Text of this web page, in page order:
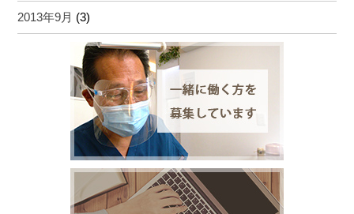
2013年9月 (3)